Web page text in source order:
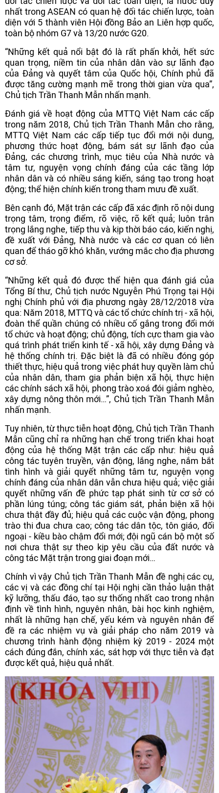
nhất trong ASEAN có quan hệ đối tác chiến lược, toàn
diện với 5 thành viên Hội đồng Bảo an Liên hợp quốc,
toàn bộ nhóm G7 và 13/20 nước G20.
“Những kết quả nổi bật đó là rất phấn khởi, hết sức
quan trọng, niềm tin của nhân dân vào sự lãnh đạo
của Đảng và quyết tâm của Quốc hội, Chính phủ đã
được tăng cường mạnh mẽ trong thời gian vừa qua”,
Chủ tịch Trần Thanh Mẫn nhấn mạnh.
Đánh giá về hoạt động của MTTQ Việt Nam các cấp
trong năm 2018, Chủ tịch Trần Thanh Mẫn cho rằng,
MTTQ Việt Nam các cấp tiếp tục đổi mới nội dung,
phương thức hoạt động, bám sát sự lãnh đạo của
Đảng, các chương trình, mục tiêu của Nhà nước và
tâm tư, nguyện vọng chính đáng của các tầng lớp
nhân dân và có nhiều sáng kiến, sáng tạo trong hoạt
động; thể hiện chính kiến trong tham mưu đề xuất.
Bên cạnh đó, Mặt trận các cấp đã xác định rõ nội dung
trọng tâm, trọng điểm, rõ việc, rõ kết quả; luôn trân
trọng lắng nghe, tiếp thu và kịp thời báo cáo, kiến nghị,
đề xuất với Đảng, Nhà nước và các cơ quan có liên
quan để tháo gỡ khó khăn, vướng mắc cho địa phương
cơ sở.
“Những kết quả đó được thể hiện qua đánh giá của
Tổng Bí thư, Chủ tịch nước Nguyễn Phú Trọng tại Hội
nghị Chính phủ với địa phương ngày 28/12/2018 vừa
qua: Năm 2018, MTTQ và các tổ chức chính trị - xã hội,
đoàn thể quần chúng có nhiều cố gắng trong đổi mới
tổ chức và hoạt động; chủ động, tích cực tham gia vào
quá trình phát triển kinh tế - xã hội, xây dựng Đảng và
hệ thống chính trị. Đặc biệt là đã có nhiều đóng góp
thiết thực, hiệu quả trong việc phát huy quyền làm chủ
của nhân dân, tham gia phản biện xã hội, thực hiện
các chính sách xã hội, phong trào xoá đói giảm nghèo,
xây dựng nông thôn mới…”, Chủ tịch Trần Thanh Mẫn
nhấn mạnh.
Tuy nhiên, từ thực tiễn hoạt động, Chủ tịch Trần Thanh
Mẫn cũng chỉ ra những hạn chế trong triển khai hoạt
động của hệ thống Mặt trận các cấp như: hiệu quả
công tác tuyên truyền, vận động, lắng nghe, nắm bắt
tình hình và giải quyết những tâm tư, nguyện vọng
chính đáng của nhân dân vẫn chưa hiệu quả; việc giải
quyết những vấn đề phức tạp phát sinh từ cơ sở có
phần lúng túng; công tác giám sát, phản biện xã hội
chưa thật đầy đủ; hiệu quả các cuộc vận động, phong
trào thi đua chưa cao; công tác dân tộc, tôn giáo, đối
ngoại - kiều bào chậm đổi mới; đội ngũ cán bộ một số
nơi chưa thật sự theo kịp yêu cầu của đất nước và
công tác Mặt trận trong giai đoạn mới…
Chính vì vậy Chủ tịch Trần Thanh Mẫn đề nghị các cụ,
các vị và các đồng chí tại Hội nghị cần thảo luận thật
kỹ lưỡng, thấu đáo, tạo sự thống nhất cao trong nhận
định về tình hình, nguyên nhân, bài học kinh nghiệm,
nhất là những hạn chế, yếu kém và nguyên nhân để
đề ra các nhiệm vụ và giải pháp cho năm 2019 và
chương trình hành động nhiệm kỳ 2019 - 2024 một
cách đúng đắn, chính xác, sát hợp với thực tiễn và đạt
được kết quả, hiệu quả nhất.